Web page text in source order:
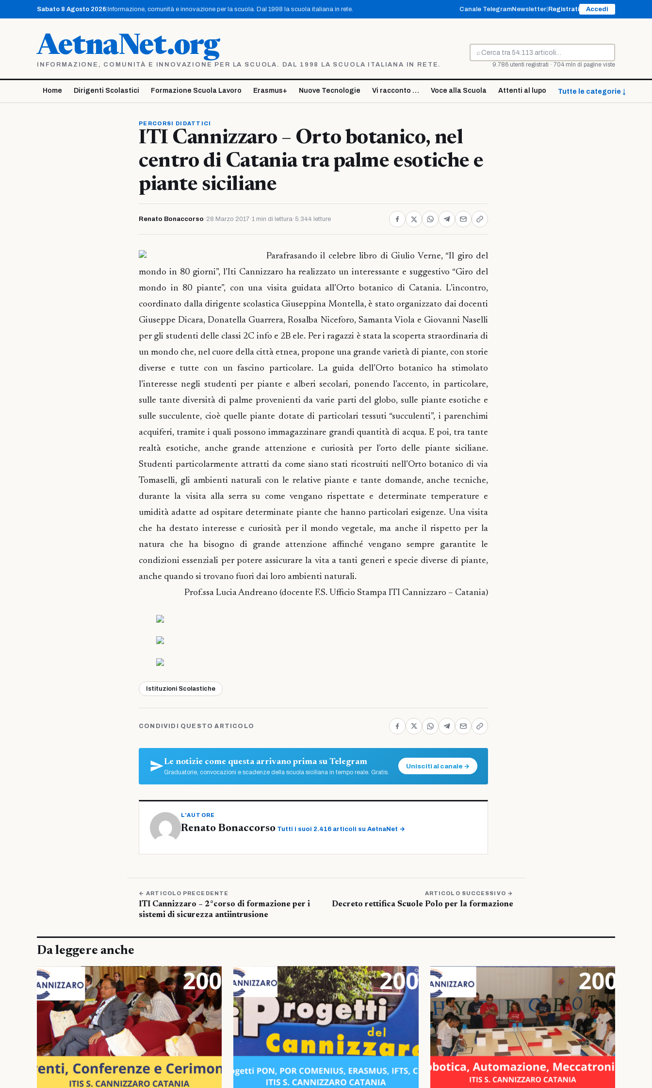
contenuto
Sabato 8 Agosto 2026 Informazione, comunità e innovazione per la scuola. Dal 1998 la scuola italiana in rete. Canale TelegramNewsletter Registrati Accedi
AetnaNet.org
INFORMAZIONE, COMUNITÀ E INNOVAZIONE PER LA SCUOLA. DAL 1998 LA SCUOLA ITALIANA IN RETE.
⌕
Cerca
9.786 utenti registrati · 704 mln di pagine viste
Home Dirigenti Scolastici Formazione Scuola Lavoro Erasmus+ Nuove Tecnologie Vi racconto … Voce alla Scuola Attenti al lupo Tutte le categorie ↓
PERCORSI DIDATTICI
ITI Cannizzaro – Orto botanico, nel
centro di Catania tra palme esotiche e
piante siciliane
Renato Bonaccorso · 28 Marzo 2017·1 min di lettura· 5.344 letture
Parafrasando il celebre libro di Giulio Verne, “Il giro del
mondo in 80 giorni”, l’Iti Cannizzaro ha realizzato un interessante e suggestivo “Giro del
mondo in 80 piante”, con una visita guidata all’Orto botanico di Catania. L’incontro,
coordinato dalla dirigente scolastica Giuseppina Montella, è stato organizzato dai docenti
Giuseppe Dicara, Donatella Guarrera, Rosalba Niceforo, Samanta Viola e Giovanni Naselli
per gli studenti delle classi 2C info e 2B ele. Per i ragazzi è stata la scoperta straordinaria di
un mondo che, nel cuore della città etnea, propone una grande varietà di piante, con storie
diverse e tutte con un fascino particolare. La guida dell’Orto botanico ha stimolato
l’interesse negli studenti per piante e alberi secolari, ponendo l’accento, in particolare,
sulle tante diversità di palme provenienti da varie parti del globo, sulle piante esotiche e
sulle succulente, cioè quelle piante dotate di particolari tessuti “succulenti”, i parenchimi
acquiferi, tramite i quali possono immagazzinare grandi quantità di acqua. E poi, tra tante
realtà esotiche, anche grande attenzione e curiosità per l’orto delle piante siciliane.
Studenti particolarmente attratti da come siano stati ricostruiti nell’Orto botanico di via
Tomaselli, gli ambienti naturali con le relative piante e tante domande, anche tecniche,
durante la visita alla serra su come vengano rispettate e determinate temperature e
umidità adatte ad ospitare determinate piante che hanno particolari esigenze. Una visita
che ha destato interesse e curiosità per il mondo vegetale, ma anche il rispetto per la
natura che ha bisogno di grande attenzione affinché vengano sempre garantite le
condizioni essenziali per potere assicurare la vita a tanti generi e specie diverse di piante,
anche quando si trovano fuori dai loro ambienti naturali.
Prof.ssa Lucia Andreano (docente F.S. Ufficio Stampa ITI Cannizzaro – Catania)
Istituzioni Scolastiche
CONDIVIDI QUESTO ARTICOLO
Le notizie come questa arrivano prima su Telegram
Graduatorie, convocazioni e scadenze della scuola siciliana in tempo reale. Gratis.
Unisciti al canale →
L'AUTORE
Renato Bonaccorso Tutti i suoi 2.416 articoli su AetnaNet →
← ARTICOLO PRECEDENTE
ITI Cannizzaro – 2°corso di formazione per i
sistemi di sicurezza antiintrusione
ARTICOLO SUCCESSIVO →
Decreto rettifica Scuole Polo per la formazione
Da leggere anche